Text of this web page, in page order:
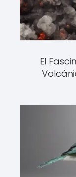
El